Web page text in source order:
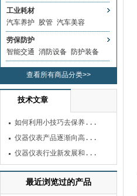
工业耗材
汽车养护 胶管 汽车美容
劳保防护
智能交通 消防设备 防护装备
查看所有商品分类>>
技术文章
如何利用小技巧去保养...
仪器仪表产品逐渐向高...
仪器仪表行业新发展和...
最近浏览过的产品